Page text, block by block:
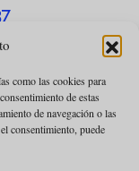
como las cookies para
de estas
de navegación o las
consentimiento, puede